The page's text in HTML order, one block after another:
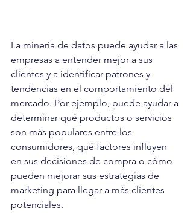
La minería de datos puede ayudar a las
empresas a entender mejor a sus
clientes y a identificar patrones y
tendencias en el comportamiento del
mercado. Por ejemplo, puede ayudar a
determinar qué productos o servicios
son más populares entre los
consumidores, qué factores influyen
en sus decisiones de compra o cómo
pueden mejorar sus estrategias de
marketing para llegar a más clientes
potenciales.